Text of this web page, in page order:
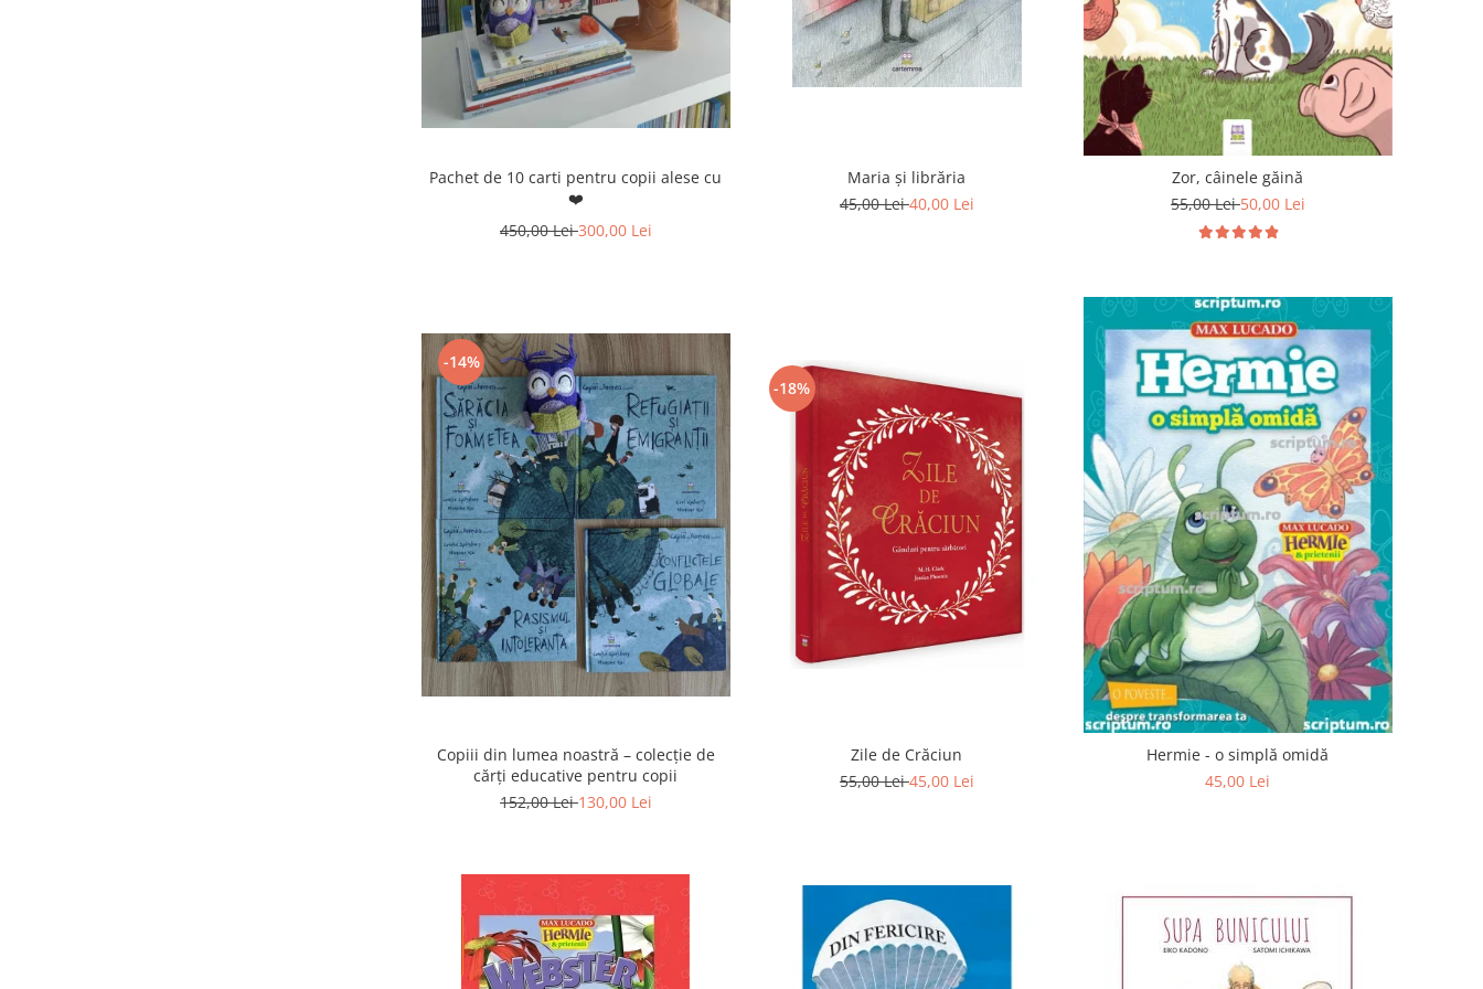
Pachet de 10 carti pentru copii alese cu
❤️
450,00 Lei300,00 Lei
Maria și librăria
45,00 Lei40,00 Lei
Zor, câinele găină
55,00 Lei50,00 Lei
-14%
Copiii din lumea noastră – colecție de
cărți educative pentru copii
152,00 Lei130,00 Lei
-18%
Zile de Crăciun
55,00 Lei45,00 Lei
Hermie - o simplă omidă
45,00 Lei